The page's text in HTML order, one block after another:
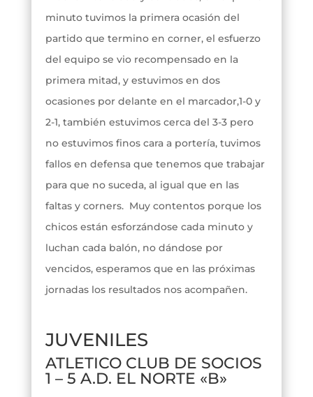
minuto tuvimos la primera ocasión del
partido que termino en corner, el esfuerzo
del equipo se vio recompensado en la
primera mitad, y estuvimos en dos
ocasiones por delante en el marcador,1-0 y
2-1, también estuvimos cerca del 3-3 pero
no estuvimos finos cara a portería, tuvimos
fallos en defensa que tenemos que trabajar
para que no suceda, al igual que en las
faltas y corners. Muy contentos porque los
chicos están esforzándose cada minuto y
luchan cada balón, no dándose por
vencidos, esperamos que en las próximas
jornadas los resultados nos acompañen.
JUVENILES
ATLETICO CLUB DE SOCIOS
1 – 5 A.D. EL NORTE «B»